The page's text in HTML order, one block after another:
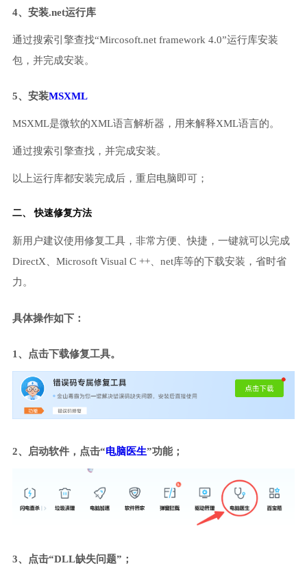
4、安装.net运行库
通过搜索引擎查找“Mircosoft.net framework 4.0”运行库安装
包，并完成安装。
5、安装MSXML
MSXML是微软的XML语言解析器，用来解释XML语言的。
通过搜索引擎查找，并完成安装。
以上运行库都安装完成后，重启电脑即可；
二、 快速修复方法
新用户建议使用修复工具，非常方便、快捷，一键就可以完成
DirectX、Microsoft Visual C ++、net库等的下载安装，省时省
力。
具体操作如下：
1、点击下载修复工具。
2、启动软件，点击“电脑医生”功能；
3、点击“DLL缺失问题”；